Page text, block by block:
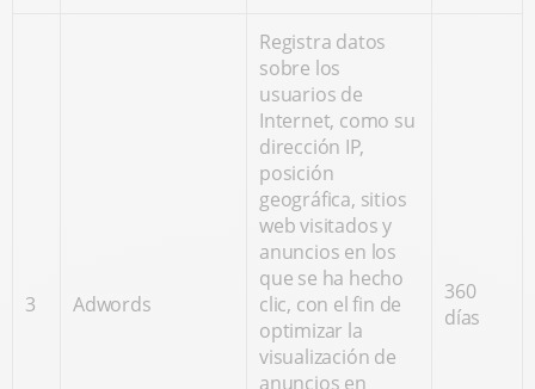
3 Adwords
Registra datos
sobre los
usuarios de
Internet, como su
dirección IP,
posición
geográfica, sitios
web visitados y
anuncios en los
que se ha hecho
clic, con el fin de
optimizar la
visualización de
anuncios en
360
días